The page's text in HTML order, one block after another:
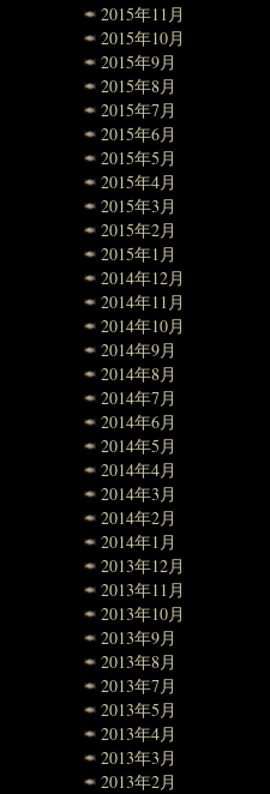
2015年11月
2015年10月
2015年9月
2015年8月
2015年7月
2015年6月
2015年5月
2015年4月
2015年3月
2015年2月
2015年1月
2014年12月
2014年11月
2014年10月
2014年9月
2014年8月
2014年7月
2014年6月
2014年5月
2014年4月
2014年3月
2014年2月
2014年1月
2013年12月
2013年11月
2013年10月
2013年9月
2013年8月
2013年7月
2013年5月
2013年4月
2013年3月
2013年2月